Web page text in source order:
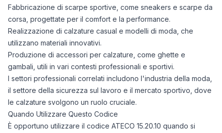
Fabbricazione di scarpe sportive, come sneakers e scarpe da
corsa, progettate per il comfort e la performance.
Realizzazione di calzature casual e modelli di moda, che
utilizzano materiali innovativi.
Produzione di accessori per calzature, come ghette e
gambali, utili in vari contesti professionali e sportivi.
I settori professionali correlati includono l'industria della moda,
il settore della sicurezza sul lavoro e il mercato sportivo, dove
le calzature svolgono un ruolo cruciale.
Quando Utilizzare Questo Codice
È opportuno utilizzare il codice ATECO 15.20.10 quando si